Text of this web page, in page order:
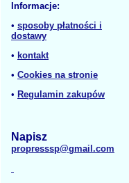
Informacje:
• sposoby płatności i
dostawy
• kontakt
• Cookies na stronie
• Regulamin zakupów
Napisz
propresssp@gmail.com